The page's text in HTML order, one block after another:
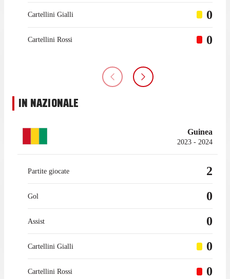
Cartellini Gialli 0
Cartellini Rossi 0
IN NAZIONALE
Guinea
2023 - 2024
Partite giocate 2
Gol 0
Assist 0
Cartellini Gialli 0
Cartellini Rossi 0